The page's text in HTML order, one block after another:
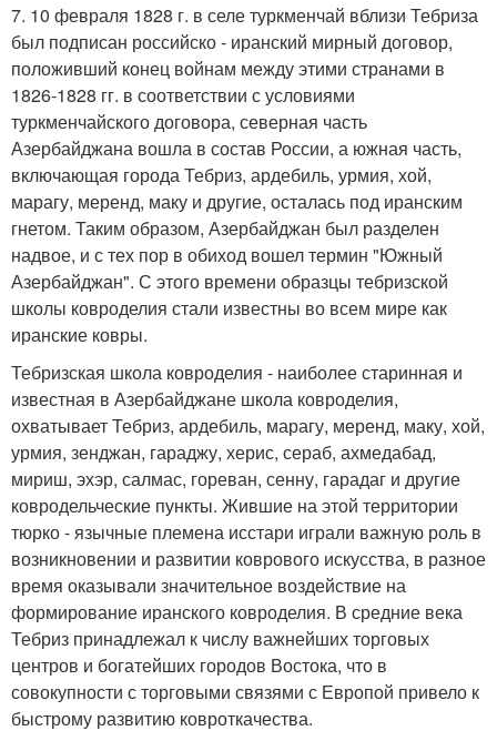
7. 10 февраля 1828 г. в селе туркменчай вблизи Тебриза
был подписан российско - иранский мирный договор,
положивший конец войнам между этими странами в
1826-1828 гг. в соответствии с условиями
туркменчайского договора, северная часть
Азербайджана вошла в состав России, а южная часть,
включающая города Тебриз, ардебиль, урмия, хой,
марагу, меренд, маку и другие, осталась под иранским
гнетом. Таким образом, Азербайджан был разделен
надвое, и с тех пор в обиход вошел термин "Южный
Азербайджан". С этого времени образцы тебризской
школы ковроделия стали известны во всем мире как
иранские ковры.
Тебризская школа ковроделия - наиболее старинная и
известная в Азербайджане школа ковроделия,
охватывает Тебриз, ардебиль, марагу, меренд, маку, хой,
урмия, зенджан, гараджу, херис, сераб, ахмедабад,
мириш, эхэр, салмас, гореван, сенну, гарадаг и другие
ковродельческие пункты. Жившие на этой территории
тюрко - язычные племена исстари играли важную роль в
возникновении и развитии коврового искусства, в разное
время оказывали значительное воздействие на
формирование иранского ковроделия. В средние века
Тебриз принадлежал к числу важнейших торговых
центров и богатейших городов Востока, что в
совокупности с торговыми связями с Европой привело к
быстрому развитию ковроткачества.